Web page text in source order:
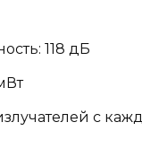
118 дБ
с